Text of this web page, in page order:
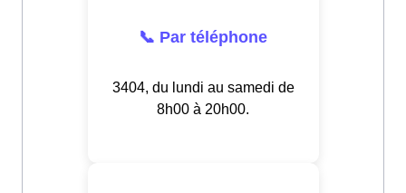
📞 Par téléphone
3404, du lundi au samedi de
8h00 à 20h00.